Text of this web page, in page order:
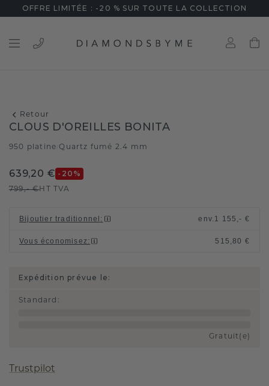
OFFRE LIMITÉE : -20 % SUR TOUTE LA COLLECTION
Retour
CLOUS D'OREILLES BONITA
950 platine /Quartz fumé 2.4 mm
639,20 € -20 %
799,- €HT TVA
Bijoutier traditionnel : env. 1 155,- €
Vous économisez: 515,80 €
Expédition prévue le:
Standard :
Gratuit(e)
Trustpilot